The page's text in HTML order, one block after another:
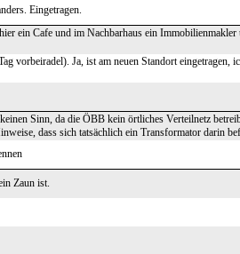
Eingetragen.
ein Cafe und im Nachbarhaus ein
vorbeiradel). Ja, ist am neuen Standort eingetragen,
Sinn, da die ÖBB kein örtliches Verteilnetz
dass sich tatsächlich ein Transformator darin
Zaun ist.